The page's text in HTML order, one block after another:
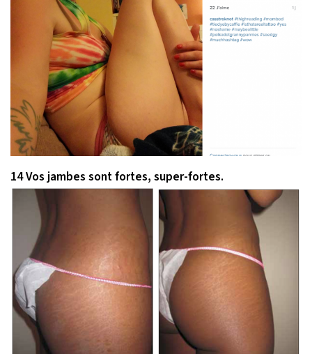
14 Vos jambes sont fortes, super-fortes.